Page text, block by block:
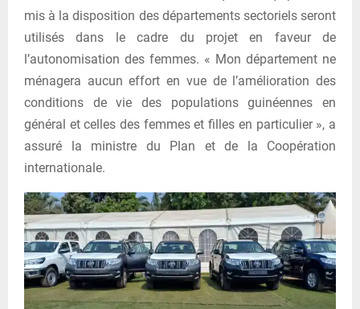
mis à la disposition des départements sectoriels seront
utilisés dans le cadre du projet en faveur de
l’autonomisation des femmes. « Mon département ne
ménagera aucun effort en vue de l’amélioration des
conditions de vie des populations guinéennes en
général et celles des femmes et filles en particulier », a
assuré la ministre du Plan et de la Coopération
internationale.